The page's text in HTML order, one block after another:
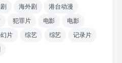
海外剧
港台动漫
犯罪片 电影
电影
片 综艺 综艺
记录片